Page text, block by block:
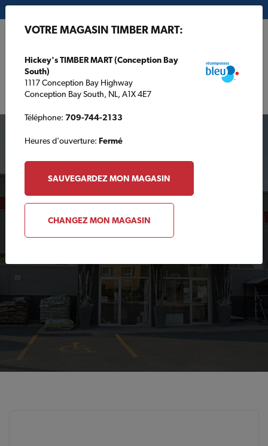
Votre magasin TIMBER
VOTRE MAGASIN TIMBER MART:
Hickey's TIMBER MART (Conception Bay
South)
1117 Conception Bay Highway
Conception Bay South, NL, A1X 4E7
Téléphone: 709-744-2133
Heures d'ouverture: Fermé
SAUVEGARDEZ MON MAGASIN
CHANGEZ MON MAGASIN